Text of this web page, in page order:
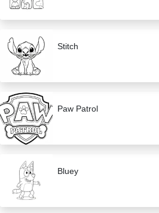
Stitch
Paw Patrol
Bluey